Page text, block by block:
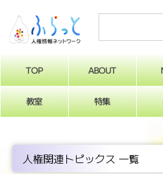
TOP ABOUT
教室 特集
人権関連トピックス 一覧